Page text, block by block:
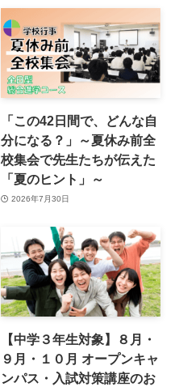
「この42日間で、どんな自
分になる？」～夏休み前全
校集会で先生たちが伝えた
「夏のヒント」～
2026年7月30日
【中学３年生対象】８月・
９月・１０月 オープンキャ
ンパス・入試対策講座のお